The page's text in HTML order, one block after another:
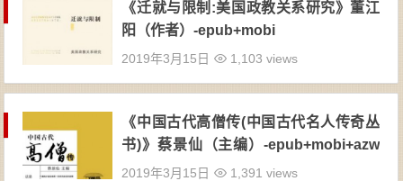
《迁就与限制:美国政教关系研究》董江
阳（作者）-epub+mobi
2019年3月15日 1,103 views
《中国古代高僧传(中国古代名人传奇丛
书)》蔡景仙（主编）-epub+mobi+azw
3
2019年3月15日 1,391 views